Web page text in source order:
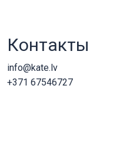
Контакты
info@kate.lv
+371 67546727